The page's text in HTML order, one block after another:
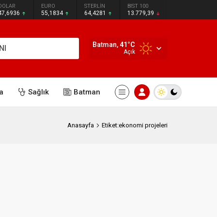
EURO
55,1834
STERLİN
64,4281
BIST 100
13.779,39
Batman,41°C
Açık
Sağlık Batman
Anasayfa Etiket:ekonomi projeleri